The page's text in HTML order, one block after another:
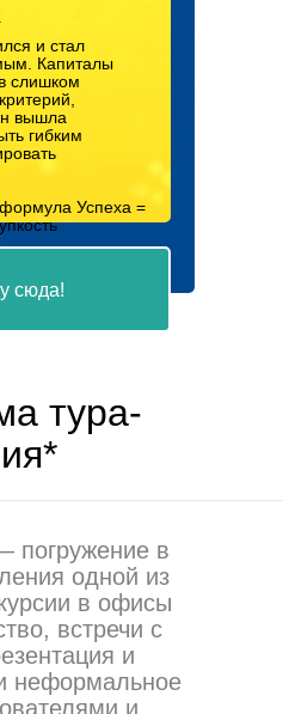
сюда!
и стал
Капиталы
слишком
вышла
гибким
Успеха =
единица
тура-
погружение в
одной из
в офисы
встречи с
и
неформальное
и